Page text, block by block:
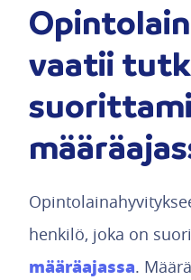
vaatii
henkilö, joka on
määräajassa.